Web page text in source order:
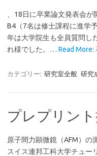
、18日に卒業論文発表会
B4（7名は修士課程に進学
年は大学院生も全員質問し
れ様でした。… Read More:
カテゴリー: 研究室全般 研究
プレプリント
原子間力顕微鏡（AFM）の
スイス連邦工科大学チュー